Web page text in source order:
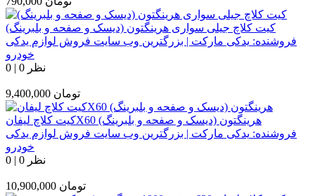
کیت کلاچ جیلی سواری هرینگتون (دیسک و صفحه و بلبرینگ)
فروشنده: یدکی مارکت | بزرگترین وب سایت فروش لوازم یدکی
خودرو
0 | 0 نظر
9,400,000 تومان
کیت کلاچ لیفانX60 هرینگتون (دیسک و صفحه و بلبرینگ)
فروشنده: یدکی مارکت | بزرگترین وب سایت فروش لوازم یدکی
خودرو
0 | 0 نظر
10,900,000 تومان